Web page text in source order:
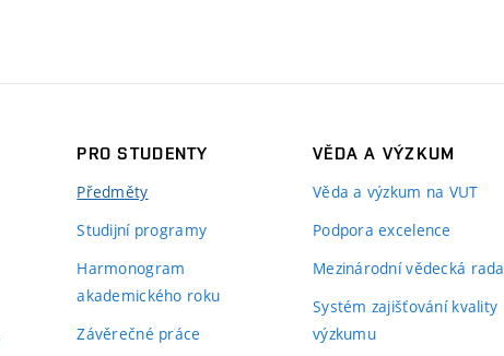
PRO STUDENTY
Předměty
Studijní programy
Harmonogram
akademického roku
Závěrečné práce
VĚDA A VÝZKUM
Věda a výzkum na VUT
Podpora excelence
Mezinárodní vědecká rada
Systém zajišťování kvality
výzkumu